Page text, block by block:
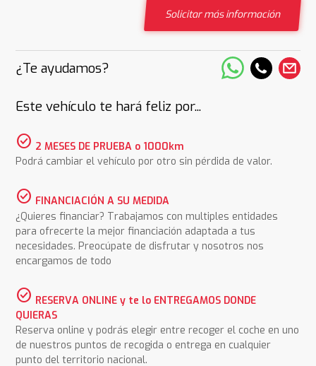
Solicitar más información
¿Te ayudamos?
Este vehículo te hará feliz por...
check_circle 2 MESES DE PRUEBA o 1000km
Podrá cambiar el vehículo por otro sin pérdida de valor.
check_circle FINANCIACIÓN A SU MEDIDA
¿Quieres financiar? Trabajamos con multiples entidades
para ofrecerte la mejor financiación adaptada a tus
necesidades. Preocúpate de disfrutar y nosotros nos
encargamos de todo
check_circle RESERVA ONLINE y te lo ENTREGAMOS DONDE
QUIERAS
Reserva online y podrás elegir entre recoger el coche en uno
de nuestros puntos de recogida o entrega en cualquier
punto del territorio nacional.